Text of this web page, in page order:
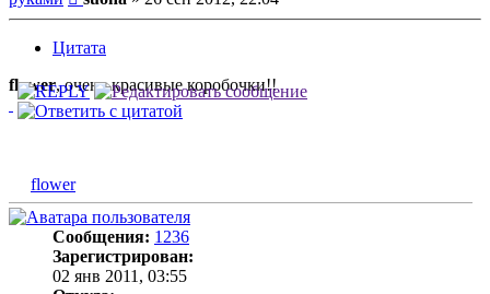
Цитата
flower, очень красивые коробочки!!
flower
Сообщения: 1236
Зарегистрирован:
02 янв 2011, 03:55